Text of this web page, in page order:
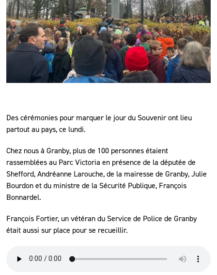
Des cérémonies pour marquer le jour du Souvenir ont lieu
partout au pays, ce lundi.
Chez nous à Granby, plus de 100 personnes étaient
rassemblées au Parc Victoria en présence de la députée de
Shefford, Andréanne Larouche, de la mairesse de Granby, Julie
Bourdon et du ministre de la Sécurité Publique, François
Bonnardel.
François Fortier, un vétéran du Service de Police de Granby
était aussi sur place pour se recueillir.